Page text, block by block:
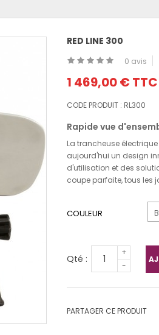
RED LINE 300
0 avis
1 469,00 € TTC
CODE PRODUIT : RL300
Rapide vue
La trancheuse
aujourd'hui un design
d'utilisation et des
coupe parfaite, tous les
Qté :
+
-
PARTAGER CE PRODUIT